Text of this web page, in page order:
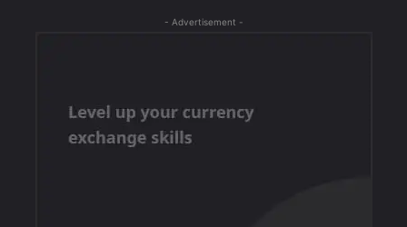
- Advertisement -